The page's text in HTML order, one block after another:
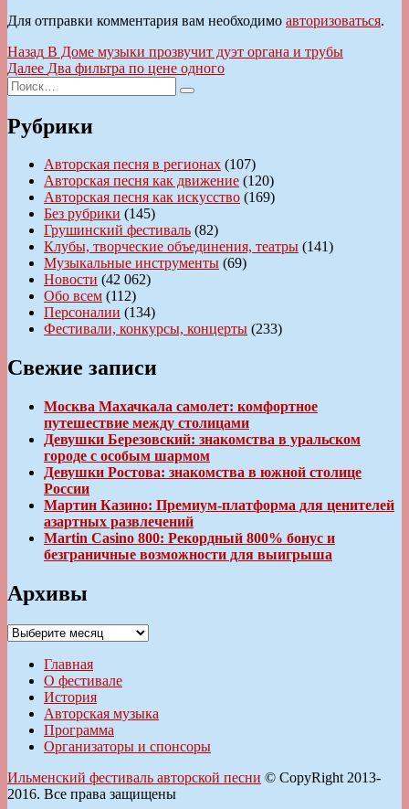
Для отправки комментария вам необходимо авторизоваться.
Навигация
по
записям
Назад Предыдущая
запись:
В Доме музыки прозвучит дуэт органа и трубы
Далее Следующая
Два фильтра по цене одного
Искать:
Поиск
Рубрики
Авторская песня в регионах (107)
Авторская песня как движение (120)
Авторская песня как искусство (169)
Без рубрики (145)
Грушинский фестиваль (82)
Клубы, творческие объединения, театры (141)
Музыкальные инструменты (69)
Новости (42 062)
Обо всем (112)
Персоналии (134)
Фестивали, конкурсы, концерты (233)
Свежие записи
Москва Махачкала самолет: комфортное
путешествие между столицами
Девушки Березовский: знакомства в уральском
городе с особым шармом
Девушки Ростова: знакомства в южной столице
России
Мартин Казино: Премиум-платформа для ценителей
азартных развлечений
Martin Casino 800: Рекордный 800% бонус и
безграничные возможности для выигрыша
Архивы
Архивы
Главная
О фестивале
История
Авторская музыка
Программа
Организаторы и спонсоры
Ильменский фестиваль авторской песни © CopyRight 2013-
2016. Все права защищены